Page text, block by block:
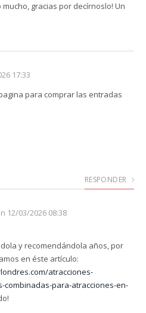
mucho, gracias por decírnoslo! Un
17:33
para comprar las entradas
RESPONDER
12/03/2026 08:38
y recomendándola años, por
en éste artículo:
atracciones-
para-atracciones-en-